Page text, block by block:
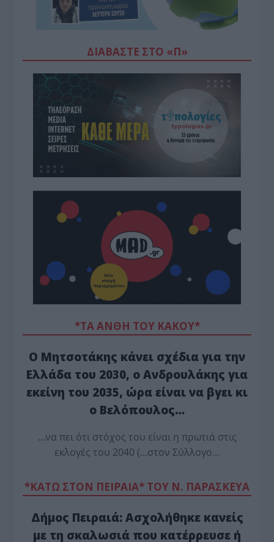
ΔΙΑΒΆΣΤΕ ΣΤΟ «Π»
*ΤΑ ΆΝΘΗ ΤΟΥ ΚΑΚΟΎ*
Ο Μητσοτάκης κάνει σχέδια για την
Ελλάδα του 2030, ο Ανδρουλάκης για
εκείνη του 2035, ώρα είναι να βγει κι
ο Βελόπουλος…
…να πει ότι στόχος του είναι η πρωτιά στις
εκλογές του 2040 (…στον Σύλλογο…
*ΚΑΤΩ ΣΤΟΝ ΠΕΙΡΑΙΑ* ΤΟΥ Ν. ΠΑΡΑΣΚΕΥΑ
Δήμος Πειραιά: Ασχολήθηκε κανείς
με τη σκαλωσιά που κατέρρευσε ή